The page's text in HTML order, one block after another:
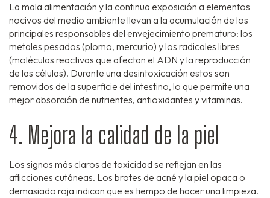
La mala alimentación y la continua exposición a elementos
nocivos del medio ambiente llevan a la acumulación de los
principales responsables del envejecimiento prematuro: los
metales pesados (plomo, mercurio) y los radicales libres
(moléculas reactivas que afectan el ADN y la reproducción
de las células). Durante una desintoxicación estos son
removidos de la superficie del intestino, lo que permite una
mejor absorción de nutrientes, antioxidantes y vitaminas.
4. Mejora la calidad de la piel
Los signos más claros de toxicidad se reflejan en las
aflicciones cutáneas. Los brotes de acné y la piel opaca o
demasiado roja indican que es tiempo de hacer una limpieza.